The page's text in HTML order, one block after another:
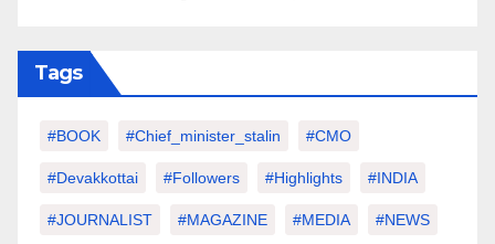
Tags
#BOOK #chief_minister_stalin #CMO
#devakkottai #followers #highlights #INDIA
#JOURNALIST #MAGAZINE #MEDIA #NEWS